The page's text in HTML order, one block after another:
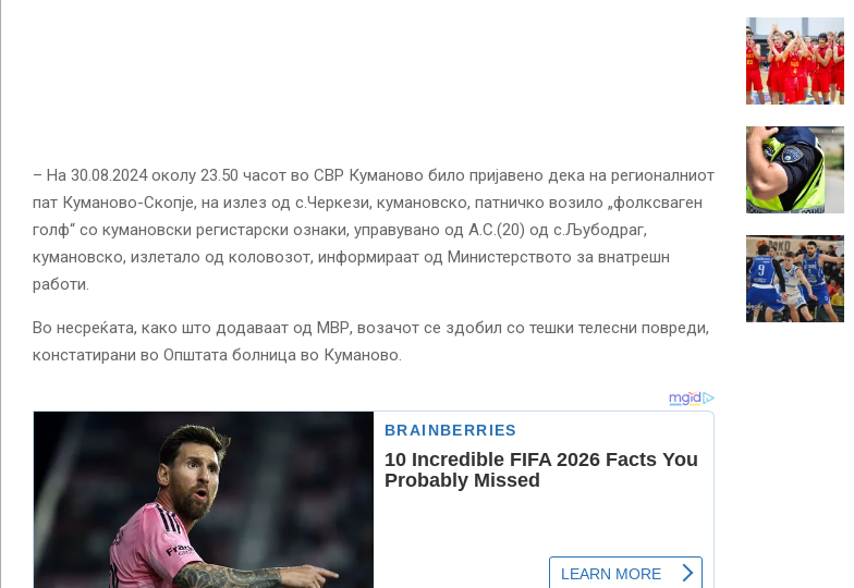
– На 30.08.2024 околу 23.50 часот во СВР Куманово било пријавено дека на регионалниот
пат Куманово-Скопје, на излез од с.Черкези, кумановско, патничко возило „фолксваген
голф“ со кумановски регистарски ознаки, управувано од А.С.(20) од с.Љубодраг,
кумановско, излетало од коловозот, информираат од Министерството за внатрешн
работи.
Во несреќата, како што додаваат од МВР, возачот се здобил со тешки телесни повреди,
констатирани во Општата болница во Куманово.